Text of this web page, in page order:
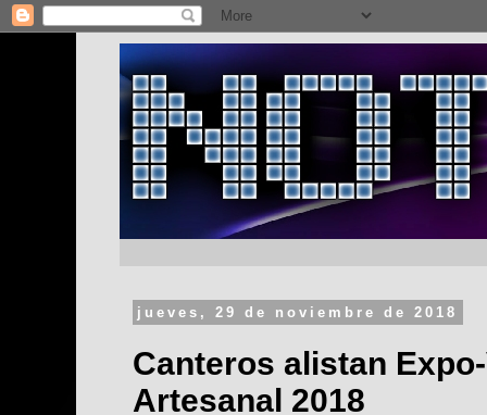
jueves, 29 de noviembre de 2018
Canteros alistan
Artesanal 2018